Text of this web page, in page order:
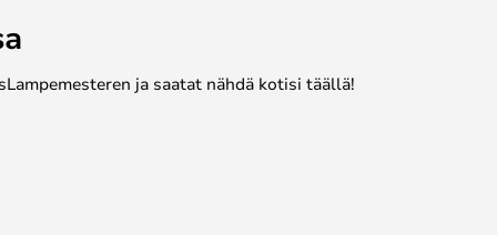
ja saatat nähdä kotisi täällä!